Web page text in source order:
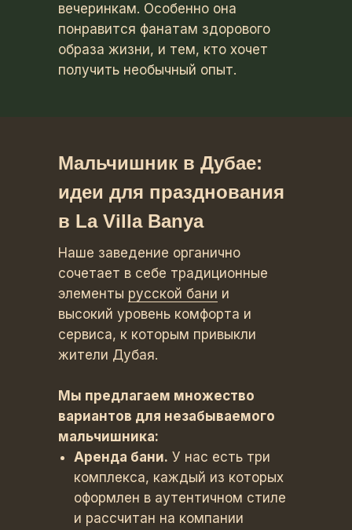
вечеринкам. Особенно она
понравится фанатам здорового
образа жизни, и тем, кто хочет
получить необычный опыт.
Мальчишник в Дубае:
идеи для празднования
в La Villa Banya
Наше заведение органично
сочетает в себе традиционные
элементы русской бани и
высокий уровень комфорта и
сервиса, к которым привыкли
жители Дубая.
Мы предлагаем множество
вариантов для незабываемого
мальчишника:
Аренда бани. У нас есть три
комплекса, каждый из которых
оформлен в аутентичном стиле
и рассчитан на компании